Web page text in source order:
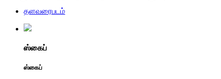
தளவரைபடம்
ஸ்கைப்
ஸ்கைப்